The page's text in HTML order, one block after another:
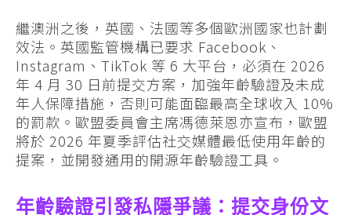
繼澳洲之後，英國、法國等多個歐洲國家也計劃
效法。英國監管機構已要求 Facebook、
Instagram、TikTok 等 6 大平台，必須在 2026
年 4 月 30 日前提交方案，加強年齡驗證及未成
年人保障措施，否則可能面臨最高全球收入 10%
的罰款。歐盟委員會主席馮德萊恩亦宣布，歐盟
將於 2026 年夏季評估社交媒體最低使用年齡的
提案，並開發通用的開源年齡驗證工具。
年齡驗證引發私隱爭議：提交身份文